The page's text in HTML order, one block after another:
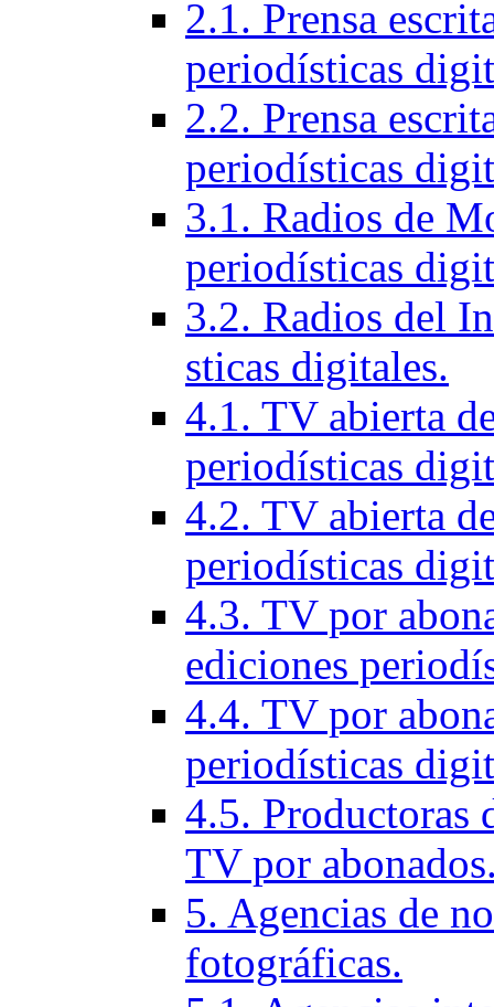
2.1. Prensa
periodísticas
2.2. Prensa
periodísticas
3.1. Radios de
periodí­sticas
3.2. Radios del
sticas digitales.
4.1. TV abierta
periodí­sticas
4.2. TV abierta
periodí­sticas
4.3. TV por
ediciones
4.4. TV por
periodí­sticas
4.5. Productoras
TV por
5. Agencias de
fotográficas.